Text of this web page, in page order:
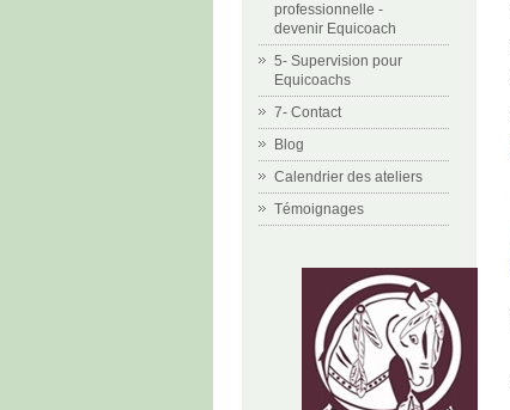
professionnelle -
devenir Equicoach
5- Supervision pour
Equicoachs
7- Contact
Blog
Calendrier des ateliers
Témoignages